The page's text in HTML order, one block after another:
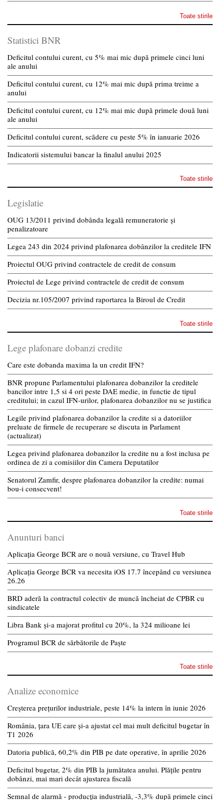
Toate stirile
Statistici BNR
Deficitul contului curent, cu 5% mai mic după primele cinci luni
ale anului
Deficitul contului curent, cu 12% mai mic după prima treime a
anului
Deficitul contului curent, cu 12% mai mic după primele două luni
ale anului
Deficitul contului curent, scădere cu peste 5% în ianuarie 2026
Indicatorii sistemului bancar la finalul anului 2025
Toate stirile
Legislatie
OUG 13/2011 privind dobânda legală remuneratorie și
penalizatoare
Legea 243 din 2024 privind plafonarea dobânzilor la creditele IFN
Proiectul OUG privind contractele de credit de consum
Proiectul de Lege privind contractele de credit de consum
Decizia nr.105/2007 privind raportarea la Biroul de Credit
Toate stirile
Lege plafonare dobanzi credite
Care este dobanda maxima la un credit IFN?
BNR propune Parlamentului plafonarea dobanzilor la creditele
bancilor intre 1,5 si 4 ori peste DAE medie, in functie de tipul
creditului; in cazul IFN-urilor, plafonarea dobanzilor nu se justifica
Legile privind plafonarea dobanzilor la credite si a datoriilor
preluate de firmele de recuperare se discuta in Parlament
(actualizat)
Legea privind plafonarea dobanzilor la credite nu a fost inclusa pe
ordinea de zi a comisiilor din Camera Deputatilor
Senatorul Zamfir, despre plafonarea dobanzilor la credite: numai
bou-i consecvent!
Toate stirile
Anunturi banci
Aplicația George BCR are o nouă versiune, cu Travel Hub
Aplicația George BCR va necesita iOS 17.7 începând cu versiunea
26.26
BRD aderă la contractul colectiv de muncă încheiat de CPBR cu
sindicatele
Libra Bank și-a majorat profitul cu 20%, la 324 milioane lei
Programul BCR de sărbătorile de Paște
Toate stirile
Analize economice
Creșterea prețurilor industriale, peste 14% la intern în iunie 2026
România, țara UE care și-a ajustat cel mai mult deficitul bugetar în
T1 2026
Datoria publică, 60,2% din PIB pe date operative, în aprilie 2026
Deficitul bugetar, 2% din PIB la jumătatea anului. Plățile pentru
dobânzi, mai mari decât ajustarea fiscală
Semnal de alarmă - producția industrială, -3,3% după primele cinci